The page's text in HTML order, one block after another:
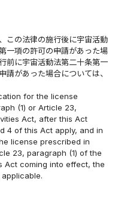
この法律の施行後に宇宙活動
一項の許可の申請があった場
前に宇宙活動法第二十条第一
請があった場合については、
for the license
(1) or Article 23,
Act, after this Act
4 of this Act apply, and in
license prescribed in
23, paragraph (1) of the
Act coming into effect, the